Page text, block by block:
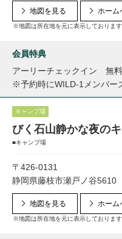
地図を見る
※地図は所在地を元に表示しております
ホーム
会員特典
アーリーチェックイン 無料
※予約時にWILD-1メンバー
キャンプ場
びく石山静かな夜の
■キャンプ場
〒426-0131
静岡県藤枝市瀬戸ノ谷5610
地図を見る
※地図は所在地を元に表示しております
ホーム